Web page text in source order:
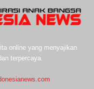
online yang menyajikan
terpercaya.